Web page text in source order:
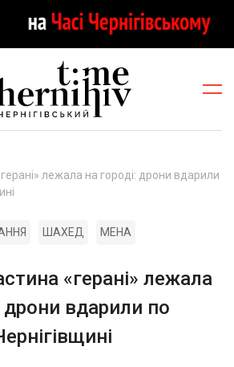
лежала на городі: дрони вдарили
ШАХЕД МЕНА
«герані» лежала
дрони вдарили по